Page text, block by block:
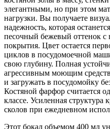
элегантными, но при этом
нагрузки. Вы получаете
надежность, которая
песочный бежевый оттенок с
покрытия. Цвет остается
циклов в посудомоечной
свою глубину. Полная
агрессивным моющим
и загружать в посудомойку
Костяной фарфор считается
классе. Усиленная структура
сколов при ежедневном
Этот бокал объемом 400 мл